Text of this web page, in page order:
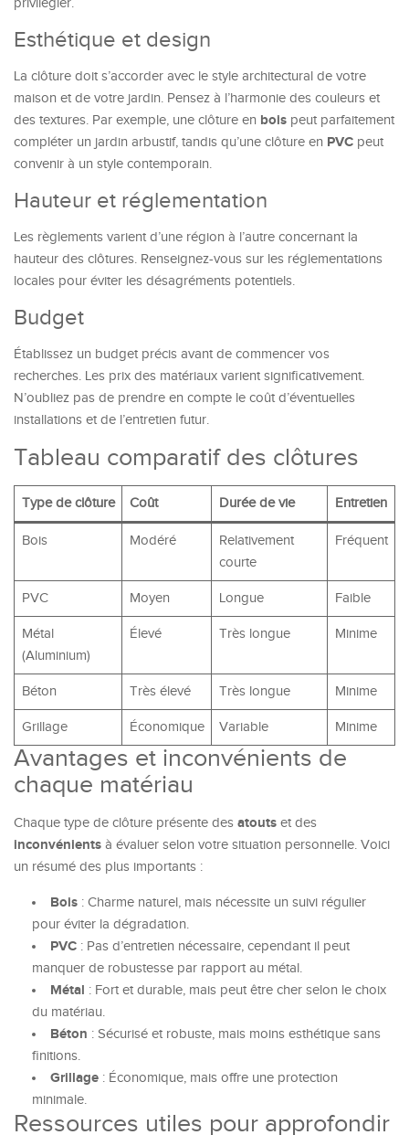
privilégier.
Esthétique et design
La clôture doit s’accorder avec le style architectural de votre
maison et de votre jardin. Pensez à l’harmonie des couleurs et
des textures. Par exemple, une clôture en bois peut parfaitement
compléter un jardin arbustif, tandis qu’une clôture en PVC peut
convenir à un style contemporain.
Hauteur et réglementation
Les règlements varient d’une région à l’autre concernant la
hauteur des clôtures. Renseignez-vous sur les réglementations
locales pour éviter les désagréments potentiels.
Budget
Établissez un budget précis avant de commencer vos
recherches. Les prix des matériaux varient significativement.
N’oubliez pas de prendre en compte le coût d’éventuelles
installations et de l’entretien futur.
Tableau comparatif des clôtures
Type de clôture Coût Durée de vie Entretien
Bois Modéré
Relativement
courte
Fréquent
PVC Moyen Longue Faible
Métal
(Aluminium)
Élevé Très longue Minime
Béton Très élevé Très longue Minime
Grillage Économique Variable Minime
Avantages et inconvénients de
chaque matériau
Chaque type de clôture présente des atouts et des
inconvénients à évaluer selon votre situation personnelle. Voici
un résumé des plus importants :
Bois : Charme naturel, mais nécessite un suivi régulier
pour éviter la dégradation.
PVC : Pas d’entretien nécessaire, cependant il peut
manquer de robustesse par rapport au métal.
Métal : Fort et durable, mais peut être cher selon le choix
du matériau.
Béton : Sécurisé et robuste, mais moins esthétique sans
finitions.
Grillage : Économique, mais offre une protection
minimale.
Ressources utiles pour approfondir